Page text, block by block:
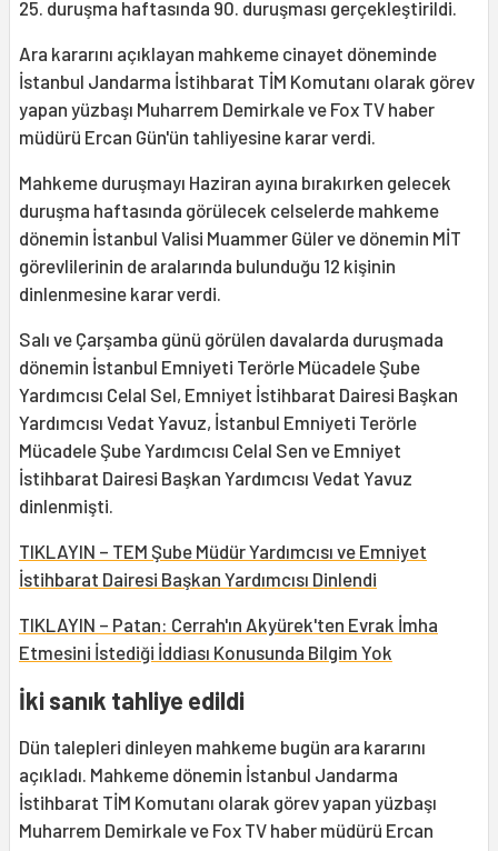
25. duruşma haftasında 90. duruşması gerçekleştirildi.
Ara kararını açıklayan mahkeme cinayet döneminde
İstanbul Jandarma İstihbarat TİM Komutanı olarak görev
yapan yüzbaşı Muharrem Demirkale ve Fox TV haber
müdürü Ercan Gün'ün tahliyesine karar verdi.
Mahkeme duruşmayı Haziran ayına bırakırken gelecek
duruşma haftasında görülecek celselerde mahkeme
dönemin İstanbul Valisi Muammer Güler ve dönemin MİT
görevlilerinin de aralarında bulunduğu 12 kişinin
dinlenmesine karar verdi.
Salı ve Çarşamba günü görülen davalarda duruşmada
dönemin İstanbul Emniyeti Terörle Mücadele Şube
Yardımcısı Celal Sel, Emniyet İstihbarat Dairesi Başkan
Yardımcısı Vedat Yavuz, İstanbul Emniyeti Terörle
Mücadele Şube Yardımcısı Celal Sen ve Emniyet
İstihbarat Dairesi Başkan Yardımcısı Vedat Yavuz
dinlenmişti.
TIKLAYIN – TEM Şube Müdür Yardımcısı ve Emniyet
İstihbarat Dairesi Başkan Yardımcısı Dinlendi
TIKLAYIN – Patan: Cerrah'ın Akyürek'ten Evrak İmha
Etmesini İstediği İddiası Konusunda Bilgim Yok
İki sanık tahliye edildi
Dün talepleri dinleyen mahkeme bugün ara kararını
açıkladı. Mahkeme dönemin İstanbul Jandarma
İstihbarat TİM Komutanı olarak görev yapan yüzbaşı
Muharrem Demirkale ve Fox TV haber müdürü Ercan